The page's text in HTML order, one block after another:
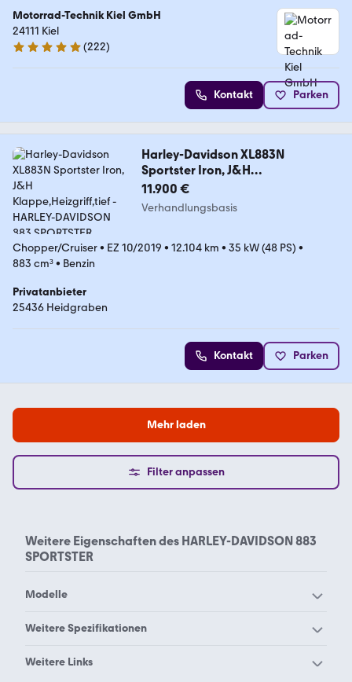
Motorrad-Technik Kiel GmbH
24111 Kiel
4.9 Sterne
(222)
Kontakt Parken
Harley-Davidson XL883N
Sportster Iron, J&H
Klappe,Heizgriff,tief
11.900 €
Verhandlungsbasis
Chopper/Cruiser• EZ 10/2019 • 12.104 km • 35 kW (48 PS) •
883 cm³• Benzin
Privatanbieter
25436 Heidgraben
Kontakt Parken
Mehr laden
Filter anpassen
Weitere Eigenschaften des HARLEY-DAVIDSON 883
SPORTSTER
Modelle
Harley-Davidson 48
Harley-Davidson Custom
Weitere Spezifikationen
Harley-Davidson 1200
Weitere Links